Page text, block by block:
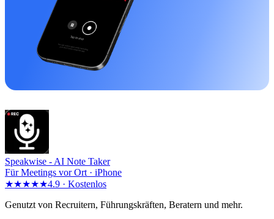
Speakwise - AI Note Taker
Für Meetings vor Ort · iPhone
★★★★★4.9 · Kostenlos
Genutzt von Recruitern, Führungskräften, Beratern und mehr.